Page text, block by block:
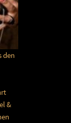
den
&